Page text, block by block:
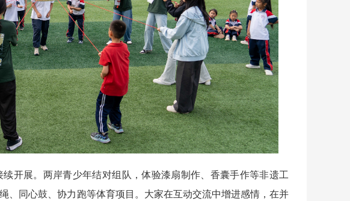
展。两岸青少年结对组队，体验漆扇制作、香囊手作等非遗工
、同心鼓、协力跑等体育项目。大家在互动交流中增进感情，在并